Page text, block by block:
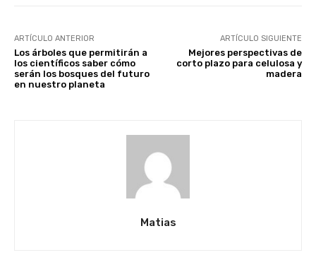
ARTÍCULO ANTERIOR
Los árboles que permitirán a
los científicos saber cómo
serán los bosques del futuro
en nuestro planeta
ARTÍCULO SIGUIENTE
Mejores perspectivas de
corto plazo para celulosa y
madera
Matias